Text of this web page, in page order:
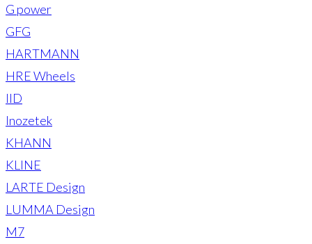
G power
GFG
HARTMANN
HRE Wheels
IID
Inozetek
KHANN
KLINE
LARTE Design
LUMMA Design
M7